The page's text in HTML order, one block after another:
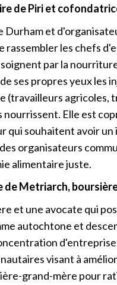
de Piri et
Durham et
rassembler les chefs
par la
ses propres yeux
agricoles,
nourrissent. Elle est
qui souhaitent avoir
organisateurs
alimentaire juste.
Metriarch,
et une avocate qui
autochtone et
visant à
grand-mère pour